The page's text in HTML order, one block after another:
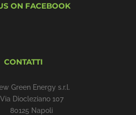
ON FACEBOOK
CONTATTI
Green Energy s.r.l.
Via Diocleziano 107
80125 Napoli